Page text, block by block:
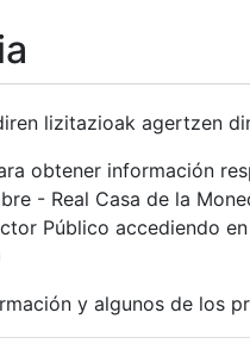
lizitazioak agertzen
obtener información
- Real Casa de la
Público accediendo
y algunos de los